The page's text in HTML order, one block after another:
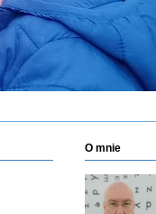
O mnie